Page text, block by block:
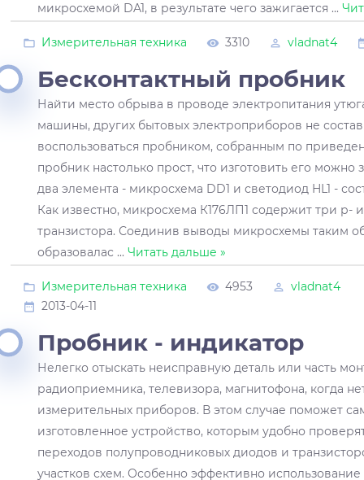
микросхемой DA1, в результате чего зажигается ...
Измерительная техника 3310 vladnat4
Бесконтактный пробник
Найти место обрыва в проводе электропитания
машины, других бытовых электроприборов не
воспользоваться пробником, собранным по
пробник настолько прост, что изготовить его можно
два элемента - микросхема DD1 и светодиод HL1 -
Как известно, микросхема К176ЛП1 содержит три
транзистора. Соединив выводы микросхемы таким
образовалас ...Читать дальше »
Измерительная техника 4953
vladnat4
2013-04-11
Пробник - индикатор
Нелегко отыскать неисправную деталь или часть
радиоприемника, телевизора, магнитофона, когда
измерительных приборов. В этом случае поможет
изготовленное устройство, которым удобно
переходов полупроводниковых диодов и
участков схем. Особенно эффективно